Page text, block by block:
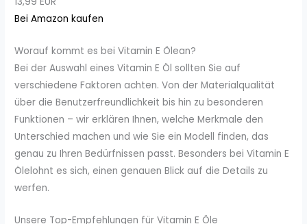
Bei Amazon kaufen
Worauf kommt es bei Vitamin E Ölean?
Bei der Auswahl eines Vitamin E Öl sollten Sie auf
verschiedene Faktoren achten. Von der Materialqualität
über die Benutzerfreundlichkeit bis hin zu besonderen
Funktionen – wir erklären Ihnen, welche Merkmale den
Unterschied machen und wie Sie ein Modell finden, das
genau zu Ihren Bedürfnissen passt. Besonders bei Vitamin E
Ölelohnt es sich, einen genauen Blick auf die Details zu
werfen.
Unsere Top-Empfehlungen für Vitamin E Öle